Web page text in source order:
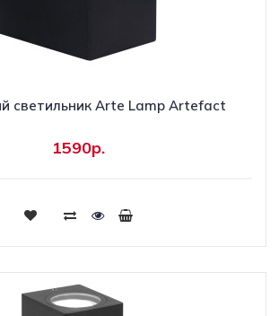
светильник Arte Lamp Artefact
1590р.
Купить